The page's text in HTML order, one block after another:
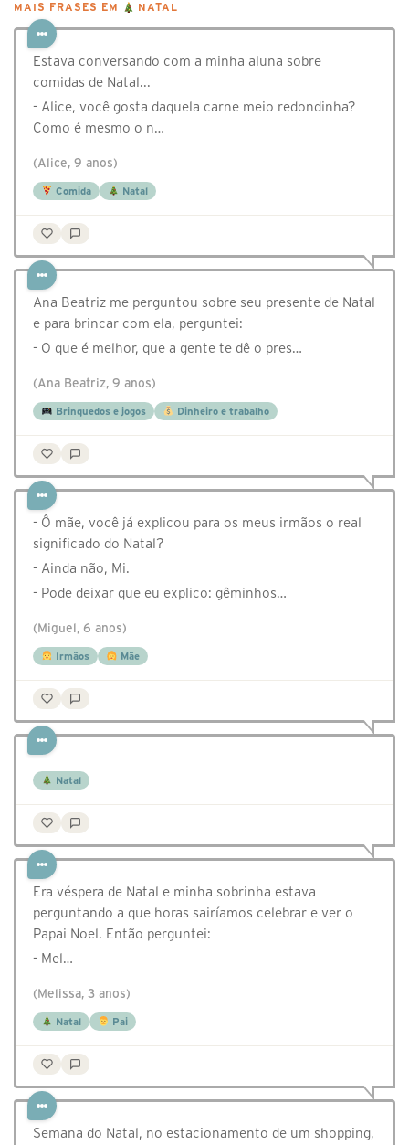
MAIS FRASES EM NATAL
Estava conversando com a minha aluna sobre
comidas de Natal...
- Alice, você gosta daquela carne meio redondinha?
Como é mesmo o n…
(Alice, 9 anos)
Comida Natal
Ana Beatriz me perguntou sobre seu presente de Natal
e para brincar com ela, perguntei:
- O que é melhor, que a gente te dê o pres…
(Ana Beatriz, 9 anos)
Brinquedos e jogos Dinheiro e trabalho
- Ô mãe, você já explicou para os meus irmãos o real
significado do Natal?
- Ainda não, Mi.
- Pode deixar que eu explico: gêminhos…
(Miguel, 6 anos)
Irmãos Mãe
Natal
Era véspera de Natal e minha sobrinha estava
perguntando a que horas sairíamos celebrar e ver o
Papai Noel. Então perguntei:
- Mel…
(Melissa, 3 anos)
Natal Pai
Semana do Natal, no estacionamento de um shopping,